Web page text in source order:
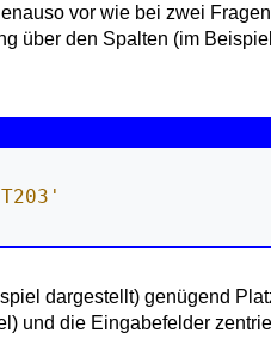
vor wie bei zwei
über den Spalten (im
dargestellt) genügend
und die Eingabefelder